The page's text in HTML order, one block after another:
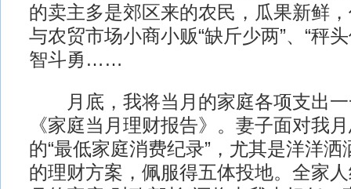
的卖主多是郊区来的农民，瓜果新鲜
与农贸市场小商小贩“缺斤少两”、“秤
智斗勇……
月底，我将当月的家庭各项支出一
《家庭当月理财报告》。妻子面对我
的“最低家庭消费纪录”，尤其是洋洋洒
的理财方案，佩服得五体投地。全家